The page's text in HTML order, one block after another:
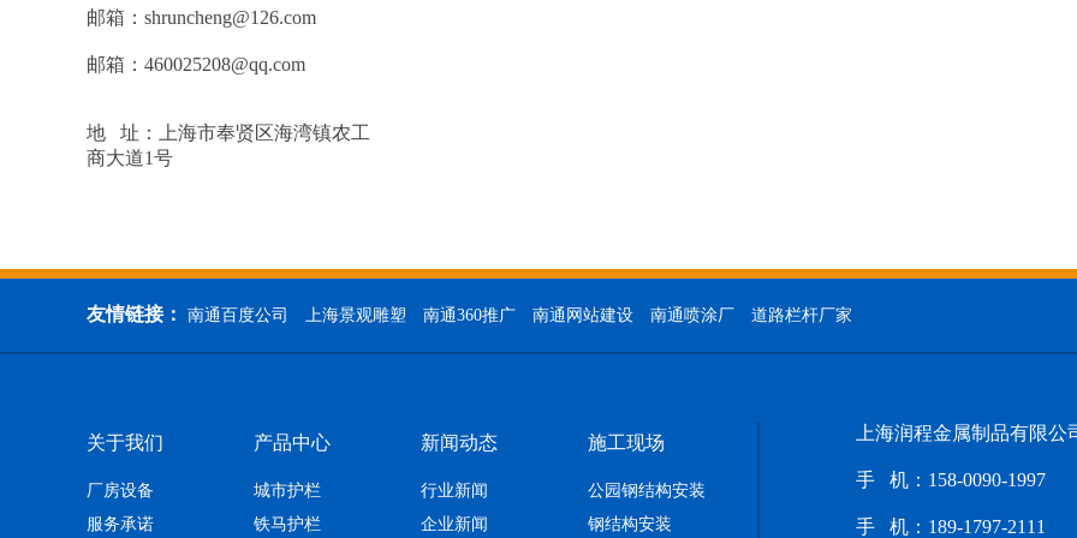
邮箱：shruncheng@126.com
邮箱：460025208@qq.com
地 址：上海市奉贤区海湾镇农工
商大道1号
友情链接： 南通百度公司 上海景观雕塑 南通360推广 南通网站建设 南通喷涂厂 道路栏杆厂家
关于我们
厂房设备
服务承诺
产品中心
城市护栏
铁马护栏
新闻动态
行业新闻
企业新闻
施工现场
公园钢结构安装
钢结构安装
上海润程金属制品有限公
手 机：158-0090-1997
手 机： 189-1797-2111